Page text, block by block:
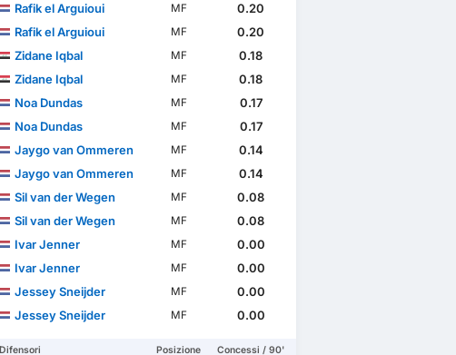
Rafik el Arguioui
MF
0.20
Rafik el Arguioui
MF
0.20
Zidane Iqbal
MF
0.18
Zidane Iqbal
MF
0.18
Noa Dundas
MF
0.17
Noa Dundas
MF
0.17
Jaygo van Ommeren
MF
0.14
Jaygo van Ommeren
MF
0.14
Sil van der Wegen
MF
0.08
Sil van der Wegen
MF
0.08
Ivar Jenner
MF
0.00
Ivar Jenner
MF
0.00
Jessey Sneijder
MF
0.00
Jessey Sneijder
MF 0.00
Difensori Posizione Concessi / 90'